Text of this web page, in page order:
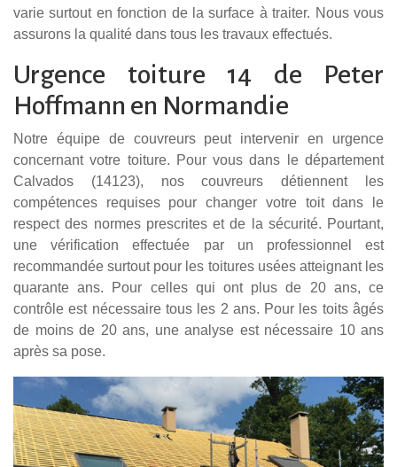
varie surtout en fonction de la surface à traiter. Nous vous
assurons la qualité dans tous les travaux effectués.
Urgence toiture 14 de Peter
Hoffmann en Normandie
Notre équipe de couvreurs peut intervenir en urgence
concernant votre toiture. Pour vous dans le département
Calvados (14123), nos couvreurs détiennent les
compétences requises pour changer votre toit dans le
respect des normes prescrites et de la sécurité. Pourtant,
une vérification effectuée par un professionnel est
recommandée surtout pour les toitures usées atteignant les
quarante ans. Pour celles qui ont plus de 20 ans, ce
contrôle est nécessaire tous les 2 ans. Pour les toits âgés
de moins de 20 ans, une analyse est nécessaire 10 ans
après sa pose.